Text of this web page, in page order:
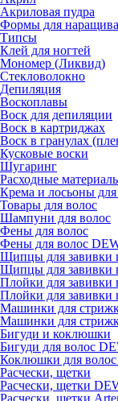
Акриловая пудра
Формы для
Типсы
Клей для ногтей
Мономер (Ликвид)
Стекловолокно
Депиляция
Воскоплавы
Воск для депиляции
Воск в картриджах
Воск в гранулах
Кусковые воски
Шугаринг
Расходные
Крема и лосьоны
Товары для волос
Шампуни для волос
Фены для волос
Фены для волос
Щипцы для завивки
Щипцы для завивки
Плойки для завивки
Плойки для завивки
Машинки для
Машинки для
Бигуди и коклюшки
Бигуди для волос
Коклюшки для
Расчески, щетки
Расчески, щетки
Расчески, щетки